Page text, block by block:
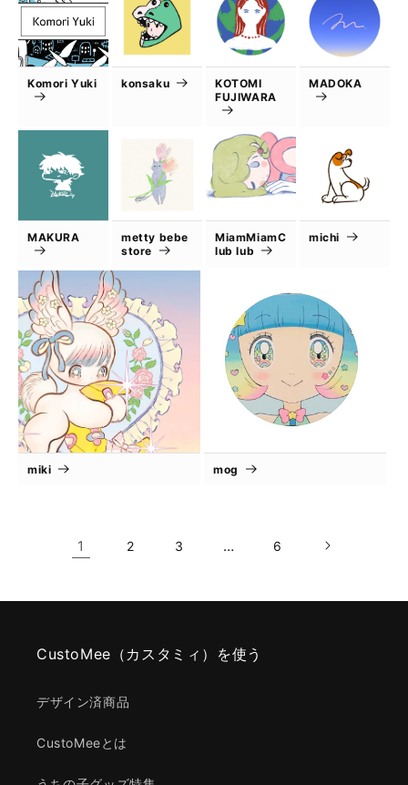
Komori Yuki konsaku
KOTOMI
FUJIWARA
MADOKA
MAKURA
metty bebe
store
MiamMiamC
lub lub
michi
miki mog
1 2 3 … 6
CustoMee（カスタミィ）を使う
デザイン済商品
CustoMeeとは